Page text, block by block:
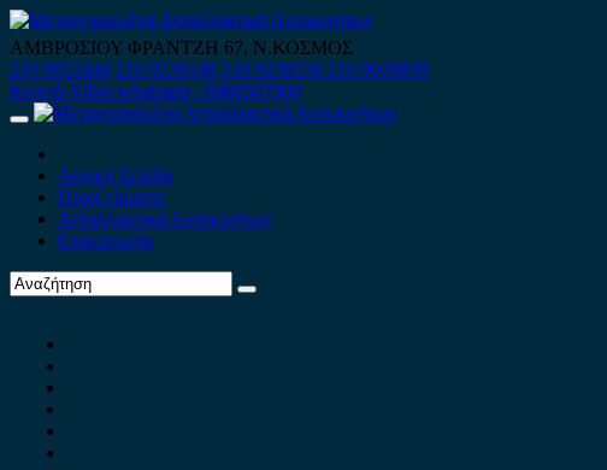
Skip
to
content
ΑΜΒΡΟΣΙΟΥ ΦΡΑΝΤΖΗ 67, Ν.ΚΟΣΜΟΣ
210 9012444 210 9239148 210 9238158 210 9026839
Κινητό-Viber-whatsapp : 6980507900
Primary
Αρχική Σελίδα
Ποιοί είμαστε
Ανταλλακτικά Αυτοκινήτων
Επικοινωνία